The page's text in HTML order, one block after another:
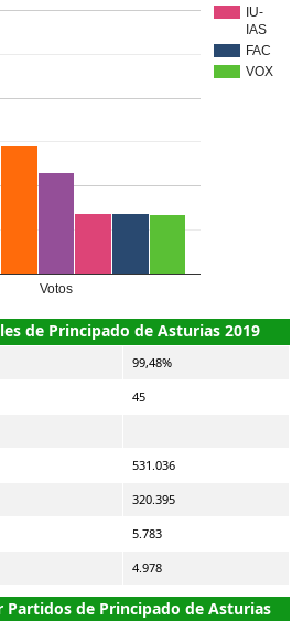
IU-
IAS
FAC
VOX
Votos
de Principado de Asturias 2019
99,48%
45
531.036
320.395
5.783
4.978
Partidos de Principado de Asturias